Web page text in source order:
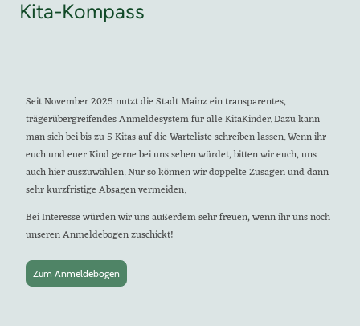
Kita-Kompass
Seit November 2025 nutzt die Stadt Mainz ein transparentes,
trägerübergreifendes Anmeldesystem für alle KitaKinder. Dazu kann
man sich bei bis zu 5 Kitas auf die Warteliste schreiben lassen. Wenn ihr
euch und euer Kind gerne bei uns sehen würdet, bitten wir euch, uns
auch hier auszuwählen. Nur so können wir doppelte Zusagen und dann
sehr kurzfristige Absagen vermeiden.
Bei Interesse würden wir uns außerdem sehr freuen, wenn ihr uns noch
unseren Anmeldebogen zuschickt!
Zum Anmeldebogen